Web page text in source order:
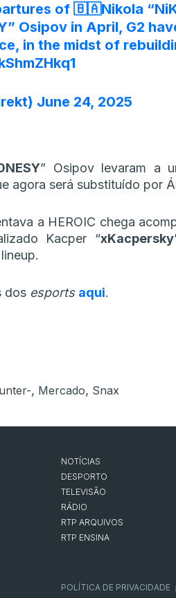
of 🇧🇦Nikola
Osipov in April, G2
in the midst of
June 24, 2025
” Osipov levaram a
agora será substituído por
a HEROIC chega
Kacper “⁠xKacpersky⁠
dos esports aqui.
, Mercado, Snax
NOTÍCIAS
DESPORTO
TELEVISÃO
RÁDIO
RTP ARQUIVOS
RTP ENSINA
POLÍTICA DE PRIVACIDADE